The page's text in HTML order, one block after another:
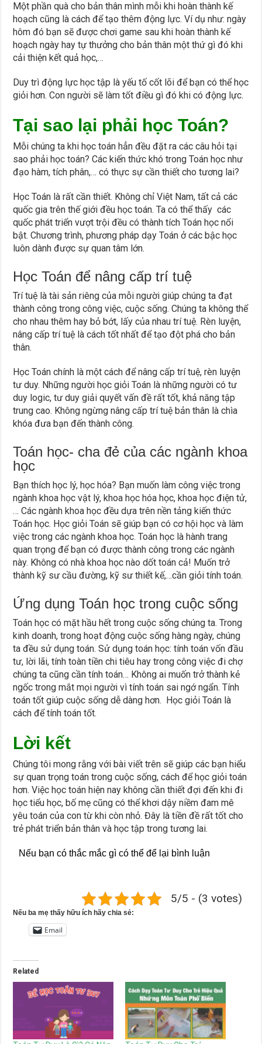
Một phần quà cho bản thân mình mỗi khi hoàn thành kế
hoạch cũng là cách để tạo thêm động lực. Ví dụ như: ngày
hôm đó bạn sẽ được chơi game sau khi hoàn thành kế
hoạch ngày hay tự thưởng cho bản thân một thứ gì đó khi
cải thiện kết quả học,…
Duy trì động lực học tập là yếu tố cốt lõi để bạn có thể học
giỏi hơn. Con người sẽ làm tốt điều gì đó khi có động lực.
Tại sao lại phải học Toán?
Mỗi chúng ta khi học toán hẳn đều đặt ra các câu hỏi tại
sao phải học toán? Các kiến thức khó trong Toán học như
đạo hàm, tích phân,… có thực sự cần thiết cho tương lai?
Học Toán là rất cần thiết. Không chỉ Việt Nam, tất cả các
quốc gia trên thế giới đều học toán. Ta có thể thấy các
quốc phát triển vượt trội đều có thành tích Toán học nổi
bật. Chương trình, phương pháp dạy Toán ở các bậc học
luôn dành được sự quan tâm lớn.
Học Toán để nâng cấp trí tuệ
Trí tuệ là tài sản riêng của mỗi người giúp chúng ta đạt
thành công trong công việc, cuộc sống. Chúng ta không thể
cho nhau thêm hay bỏ bớt, lấy của nhau trí tuệ. Rèn luyện,
nâng cấp trí tuệ là cách tốt nhất để tạo đột phá cho bản
thân.
Học Toán chính là một cách để nâng cấp trí tuệ, rèn luyện
tư duy. Những người học giỏi Toán là những người có tư
duy logic, tư duy giải quyết vấn đề rất tốt, khả năng tập
trung cao. Không ngừng nâng cấp trí tuệ bản thân là chìa
khóa đưa bạn đến thành công.
Toán học- cha đẻ của các ngành khoa
học
Bạn thích học lý, học hóa? Bạn muốn làm công việc trong
ngành khoa học vật lý, khoa học hóa học, khoa học điện tử,
… Các ngành khoa học đều dựa trên nền tảng kiến thức
Toán học. Học giỏi Toán sẽ giúp bạn có cơ hội học và làm
việc trong các ngành khoa học. Toán học là hành trang
quan trọng để bạn có được thành công trong các ngành
này. Không có nhà khoa học nào dốt toán cả! Muốn trở
thành kỹ sư cầu đường, kỹ sư thiết kế,…cần giỏi tính toán.
Ứng dụng Toán học trong cuộc sống
Toán học có mặt hầu hết trong cuộc sống chúng ta. Trong
kinh doanh, trong hoạt động cuộc sống hàng ngày, chúng
ta đều sử dụng toán. Sử dụng toán học: tính toán vốn đầu
tư, lời lãi, tính toàn tiền chi tiêu hay trong công việc đi chợ
chúng ta cũng cần tính toán… Không ai muốn trở thành kẻ
ngốc trong mắt mọi người vì tính toán sai ngớ ngẩn. Tính
toán tốt giúp cuộc sống dễ dàng hơn. Học giỏi Toán là
cách để tính toán tốt.
Lời kết
Chúng tôi mong rằng với bài viết trên sẽ giúp các bạn hiểu
sự quan trọng toán trong cuộc sống, cách để học giỏi toán
hơn. Việc học toán hiện nay không cần thiết đợi đến khi đi
học tiểu học, bố mẹ cũng có thể khơi dậy niềm đam mê
yêu toán của con từ khi còn nhỏ. Đây là tiền đề rất tốt cho
trẻ phát triển bản thân và học tập trong tương lai.
Nếu bạn có thắc mắc gì có thể để lại bình luận
5/5 - (3 votes)
Nếu ba mẹ thấy hữu ích hãy chia sẻ:
Email
Related